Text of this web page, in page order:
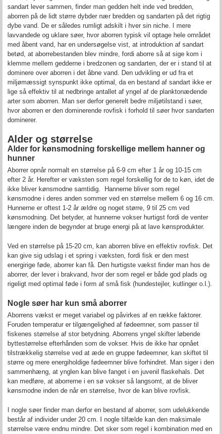
sandart lever sammen, finder man gedden helt inde ved bredden,
aborren på de lidt større dybder nær bredden og sandarten på det rigtig
dybe vand. De er således rumligt adskilt i hver sin niche. I mere
lavvandede og uklare søer, hvor aborren typisk vil optage hele området
med åbent vand, har en undersøgelse vist, at introduktion af sandart
betød, at aborrebestanden blev mindre, fordi aborre så at sige kom i
klemme mellem gedderne i bredzonen og sandarten, der er i stand til at
dominere over aborren i det åbne vand. Den udvikling er ud fra et
miljømæssigt synspunkt ikke optimal, da en bestand af sandart ikke er
lige så effektiv til at nedbringe antallet af yngel af de planktonædende
arter som aborren. Man ser derfor generelt bedre miljøtilstand i søer,
hvor aborren er den dominerende rovfisk i forhold til søer hvor sandarten
dominerer.
Alder og størrelse
Alder for kønsmodning forskellige mellem hanner og
hunner
Aborrer opnår normalt en størrelse på 6-9 cm efter 1 år og 10-15 cm
efter 2 år. Herefter er væksten som regel forskellig for de to køn, idet de
ikke bliver kønsmodne samtidig. Hannerne bliver som regel
kønsmodne i deres anden sommer ved en størrelse mellem 6 og 16 cm.
Hunnerne er oftest 1-2 år ældre og noget større, 9 til 25 cm ved
kønsmodning. Det betyder, at hunnerne vokser hurtigst fordi de venter
længere inden de begynder at bruge energi på at lave kønsprodukter.
Ved en størrelse på 15-20 cm, kan aborren blive en effektiv rovfisk. Det
kan give sig udslag i et spring i væksten, fordi fisk er den mest
energirige føde, aborrer kan få. Den hurtigste vækst finder man hos de
aborrer, der lever i brakvand, hvor der som regel er både god plads og
rigeligt med optimal føde i form af små fisk (hundestejler, kutlinger o.l.).
Nogle søer har kun små aborrer
Aborrens vækst er meget variabel og påvirkes af en række faktorer.
Foruden temperatur er tilgængelighed af fødeemner, som passer til
fiskenes størrelse af stor betydning. Aborrens yngel skifter løbende
byttestørrelse efterhånden som de vokser. Hvis de ikke har opnået
tilstrækkelig størrelse ved at æde en gruppe fødeemner, kan skiftet til
større og mere energiholdige fødeemner blive forhindret. Man siger i den
sammenhæng, at ynglen kan blive fanget i en juvenil flaskehals. Det
kan medføre, at aborrerne i en sø vokser så langsomt, at de bliver
kønsmodne inden de når en størrelse, hvor de kan blive rovfisk.
I nogle søer finder man derfor en bestand af aborrer, som udelukkende
består af individer under 20 cm. I nogle tilfælde kan den maksimale
størrelse være endnu mindre. Det sker som regel i kombination med en